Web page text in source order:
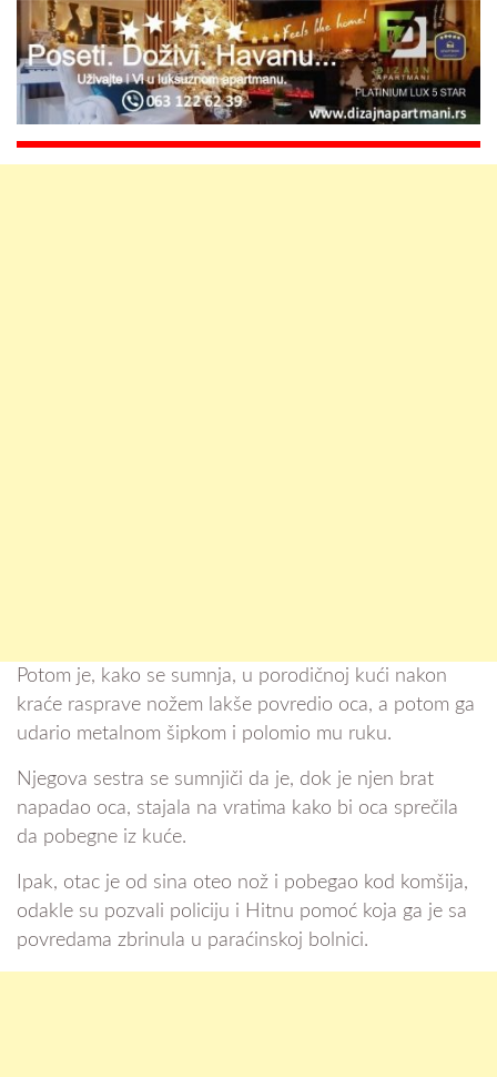
Potom je, kako se sumnja, u porodičnoj kući nakon
kraće rasprave nožem lakše povredio oca, a potom ga
udario metalnom šipkom i polomio mu ruku.
Njegova sestra se sumnjiči da je, dok je njen brat
napadao oca, stajala na vratima kako bi oca sprečila
da pobegne iz kuće.
Ipak, otac je od sina oteo nož i pobegao kod komšija,
odakle su pozvali policiju i Hitnu pomoć koja ga je sa
povredama zbrinula u paraćinskoj bolnici.